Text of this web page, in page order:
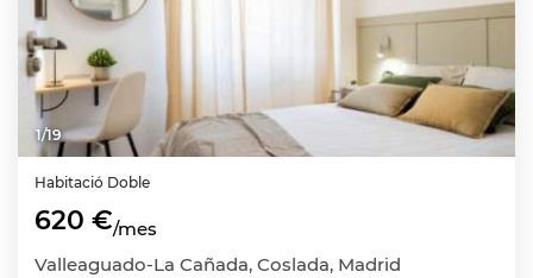
1/19
Habitació Doble
620 €/mes
Valleaguado-La Cañada, Coslada, Madrid